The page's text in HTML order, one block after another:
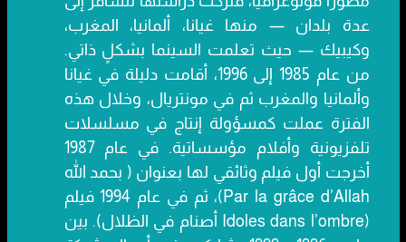
عدة بلدان — منها غيانا، ألمانيا، المغرب،
وكيبيك — حيث تعلمت السينما بشكلٍ ذاتي.
من عام 1985 إلى 1996، أقامت دليلة في غيانا
وألمانيا والمغرب ثم في مونتريال، وخلال هذه
الفترة عملت كمسؤولة إنتاج في مسلسلات
تلفزيونية وأفلام مؤسساتية. في عام 1987
أخرجت أول فيلم وثائقي لها بعنوان ( بحمد الله
Par la grâce d’Allah)، ثم في عام 1994 فيلم
(Idoles dans l’ombre أصنام في الظلال). بين